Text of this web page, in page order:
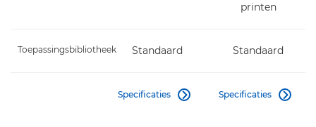
printen
Toepassingsbibliotheek Standaard Standaard
Specificaties  Specificaties 